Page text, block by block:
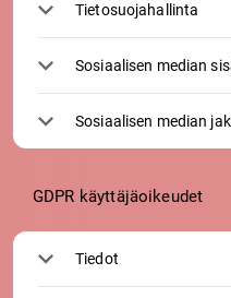
Tietosuojahallinta
Sosiaalisen median
Sosiaalisen median
GDPR käyttäjäoikeudet
Tiedot